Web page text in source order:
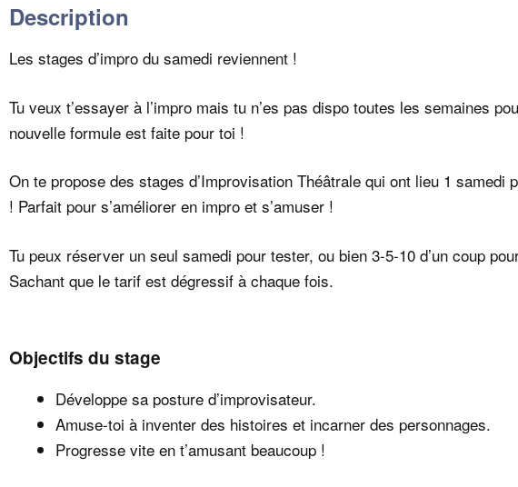
Description
Les stages d’impro du samedi reviennent !
Tu veux t’essayer à l’impro mais tu n’es pas dispo toutes les semaines
nouvelle formule est faite pour toi !
On te propose des stages d’Improvisation Théâtrale qui ont lieu 1 samedi
! Parfait pour s’améliorer en impro et s’amuser !
Tu peux réserver un seul samedi pour tester, ou bien 3-5-10 d’un coup
Sachant que le tarif est dégressif à chaque fois.
Objectifs du stage
Développe sa posture d’improvisateur.
Amuse-toi à inventer des histoires et incarner des personnages.
Progresse vite en t’amusant beaucoup !